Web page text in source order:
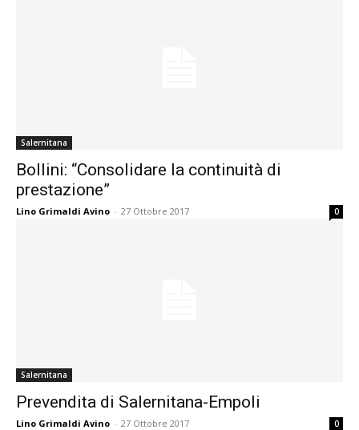
Salernitana
Bollini: “Consolidare la continuità di
prestazione”
Lino Grimaldi Avino - 27 Ottobre 2017 0
Salernitana
Prevendita di Salernitana-Empoli
Lino Grimaldi Avino - 27 Ottobre 2017 0